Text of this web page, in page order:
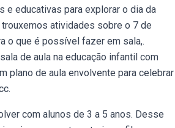
e educativas para explorar o dia da
atividades sobre o 7 de
o que é possível fazer em sala,.
de aula na educação infantil com
plano de aula envolvente para celebrar
com alunos de 3 a 5 anos. Desse